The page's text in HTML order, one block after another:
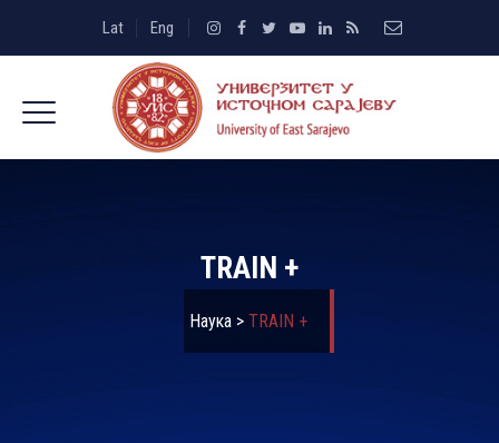
Lat Eng
TRAIN +
Наука > TRAIN +